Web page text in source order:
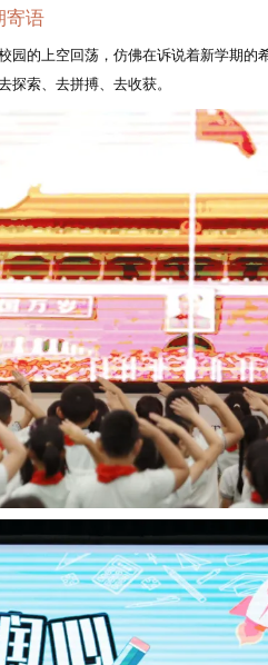
寄语
的上空回荡，仿佛在诉说着新学期
探索、去拼搏、去收获。